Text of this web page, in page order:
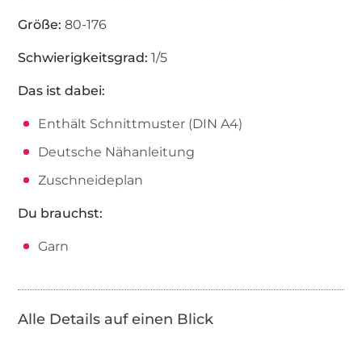
Größe: 80-176
Schwierigkeitsgrad: 1/5
Das ist dabei:
Enthält Schnittmuster (DIN A4)
Deutsche Nähanleitung
Zuschneideplan
Du brauchst:
Garn
Alle Details auf einen Blick